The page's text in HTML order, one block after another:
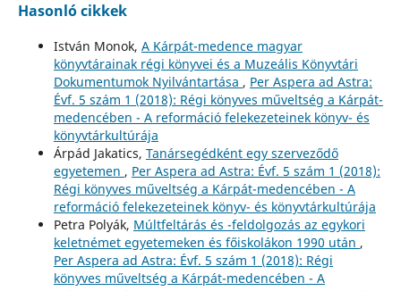
Hasonló cikkek
István Monok, A Kárpát-medence magyar
könyvtárainak régi könyvei és a Muzeális Könyvtári
Dokumentumok Nyilvántartása , Per Aspera ad Astra:
Évf. 5 szám 1 (2018): Régi könyves műveltség a Kárpát-
medencében - A reformáció felekezeteinek könyv- és
könyvtárkultúrája
Árpád Jakatics, Tanársegédként egy szerveződő
egyetemen , Per Aspera ad Astra: Évf. 5 szám 1 (2018):
Régi könyves műveltség a Kárpát-medencében - A
reformáció felekezeteinek könyv- és könyvtárkultúrája
Petra Polyák, Múltfeltárás és -feldolgozás az egykori
keletnémet egyetemeken és főiskolákon 1990 után ,
Per Aspera ad Astra: Évf. 5 szám 1 (2018): Régi
könyves műveltség a Kárpát-medencében - A